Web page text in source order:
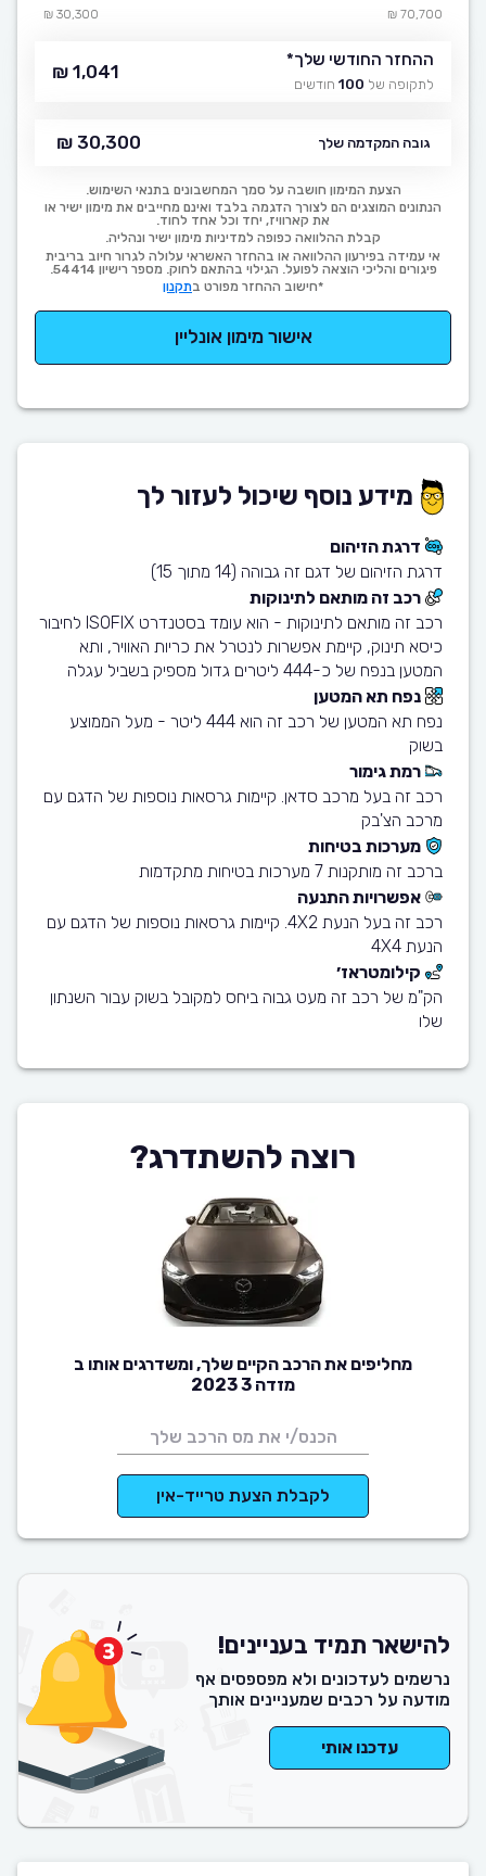
70,700 ₪
30,300 ₪
ההחזר החודשי שלך*
לתקופה של 100 חודשים
1,041 ₪
גובה המקדמה שלך 30,300 ₪
הצעת המימון חושבה על סמך המחשבונים בתנאי השימוש.
הנתונים המוצגים הם לצורך הדגמה בלבד ואינם מחייבים את מימון ישיר או
את קארוויז, יחד וכל אחד לחוד.
קבלת ההלוואה כפופה למדיניות מימון ישיר ונהליה.
אי עמידה בפירעון ההלוואה או בהחזר האשראי עלולה לגרור חיוב בריבית
פיגורים והליכי הוצאה לפועל. הגילוי בהתאם לחוק. מספר רישיון 54414.
*חישוב ההחזר מפורט בתקנון
אישור מימון אונליין
מידע נוסף שיכול לעזור לך
דרגת הזיהום
דרגת הזיהום של דגם זה גבוהה (14 מתוך 15)
רכב זה מותאם לתינוקות
רכב זה מותאם לתינוקות - הוא עומד בסטנדרט ISOFIX לחיבור
כיסא תינוק, קיימת אפשרות לנטרל את כריות האוויר, ותא
המטען בנפח של כ-444 ליטרים גדול מספיק בשביל עגלה
נפח תא המטען
נפח תא המטען של רכב זה הוא 444 ליטר - מעל הממוצע
בשוק
רמת גימור
רכב זה בעל מרכב סדאן. קיימות גרסאות נוספות של הדגם עם
מרכב הצ'בק
מערכות בטיחות
ברכב זה מותקנות 7 מערכות בטיחות מתקדמות
אפשרויות התנעה
רכב זה בעל הנעת 4X2. קיימות גרסאות נוספות של הדגם עם
הנעת 4X4
קילומטראז׳
הק"מ של רכב זה מעט גבוה ביחס למקובל בשוק עבור השנתון
שלו
רוצה להשתדרג?
מחליפים את הרכב הקיים שלך, ומשדרגים אותו ב
מזדה 3 2023
לקבלת הצעת טרייד-אין
להישאר תמיד בעניינים!
נרשמים לעדכונים ולא מפספסים אף
מודעה על רכבים שמעניינים אותך
עדכנו אותי